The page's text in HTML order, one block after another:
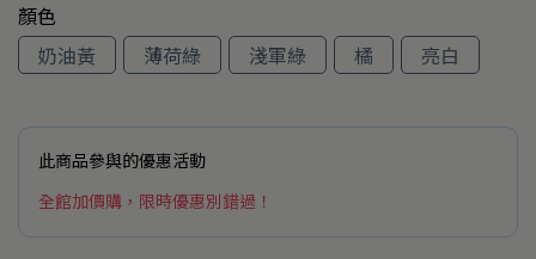
顏色
奶油黃
薄荷綠 淺軍綠 橘 亮白
此商品參與的優惠活動
全館加價購，限時優惠別錯過！